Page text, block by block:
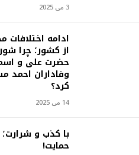
3 می 2025
ادامه اختلافات
از کشور؛ چرا
حضرت علی و
وفاداران احمد
کرد؟
14 می 2025
با کذب و
حمایت!